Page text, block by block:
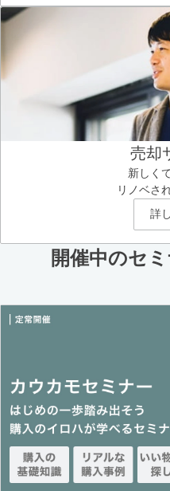
売却
新しく
リノベさ
詳
開催中のセ